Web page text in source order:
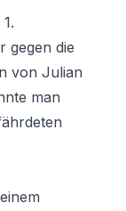
gegen die
von Julian
man